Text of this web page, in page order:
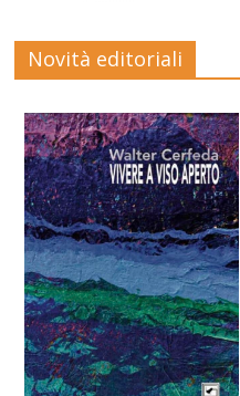
Novità editoriali